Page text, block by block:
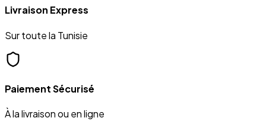
Livraison Express
Sur toute la Tunisie
Paiement Sécurisé
À la livraison ou en ligne